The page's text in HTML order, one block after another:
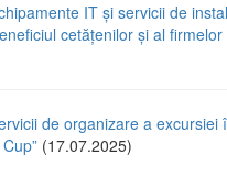
IT și servicii de
cetățenilor și al
de organizare a excursiei
(17.07.2025)